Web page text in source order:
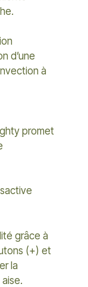
d’une
à
promet
grâce à
(+) et
la